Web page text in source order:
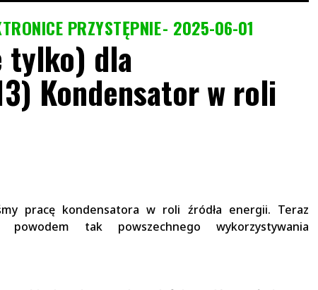
PRZYSTĘPNIE 2025-06-01
tylko) dla
Kondensator w roli
pracę kondensatora w roli źródła energii. Teraz
tak powszechnego wykorzystywania